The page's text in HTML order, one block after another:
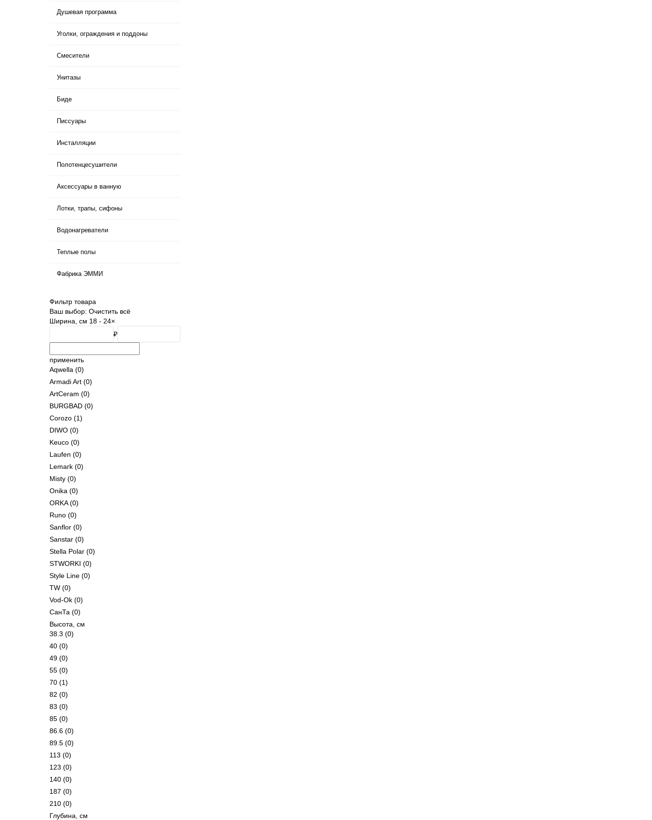
Душевая программа
Уголки, ограждения и поддоны
Смесители
Унитазы
Биде
Писсуары
Инсталляции
Полотенцесушители
Аксессуары в ванную
Лотки, трапы, сифоны
Водонагреватели
Теплые полы
Фабрика ЭММИ
Фильтр товара
Ваш выбор: Очистить всё
Ширина, см 18 - 24×
₽
применить
Aqwella (0)
Armadi Art (0)
ArtCeram (0)
BURGBAD (0)
Corozo (1)
DIWO (0)
Keuco (0)
Laufen (0)
Lemark (0)
Misty (0)
Onika (0)
ORKA(0)
Runo (0)
Sanflor (0)
Sanstar (0)
Stella Polar (0)
STWORKI (0)
Style Line (0)
TW (0)
Vod-Ok (0)
СанТа (0)
Высота, см
38.3 (0)
40 (0)
49 (0)
55 (0)
70 (1)
82 (0)
83 (0)
85 (0)
86.6 (0)
89.5 (0)
113 (0)
123 (0)
140 (0)
187 (0)
210 (0)
Глубина, см